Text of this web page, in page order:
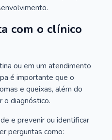
com o clínico
ou em um atendimento
é importante que o
e queixas, além do
o diagnóstico.
e prevenir ou identificar
perguntas como: